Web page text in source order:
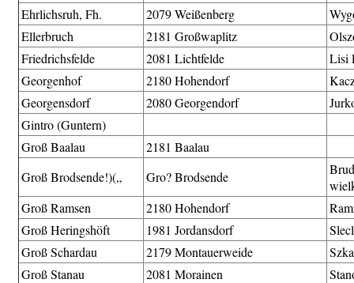
Ehrlichsruh, Fh.
2079 Weißenberg
Ellerbruch
2181 Großwaplitz
Friedrichsfelde
2081 Lichtfelde
Lisi
Georgenhof
2180 Hohendorf
Georgensdorf
2080 Georgendorf
Gintro (Guntern)
Groß Baalau
2181 Baalau
Groß Brodsende!)(„
Gro? Brodsende
Groß Ramsen
2180 Hohendorf
Groß Heringshöft
1981 Jordansdorf
Groß Schardau
2179 Montauerweide
Groß Stanau
2081 Morainen